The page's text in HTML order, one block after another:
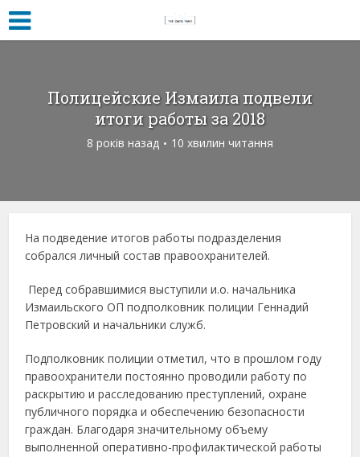
Полицейские Измаила подвели
итоги работы за 2018
8 років назад 10 хвилин читання
На подведение итогов работы подразделения
собрался личный состав правоохранителей.
Перед собравшимися выступили и.о. начальника
Измаильского ОП подполковник полиции Геннадий
Петровский и начальники служб.
Подполковник полиции отметил, что в прошлом году
правоохранители постоянно проводили работу по
раскрытию и расследованию преступлений, охране
публичного порядка и обеспечению безопасности
граждан. Благодаря значительному объему
выполненной оперативно-профилактической работы